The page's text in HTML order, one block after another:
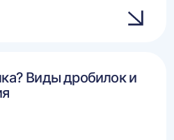
Виды дробилок и